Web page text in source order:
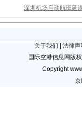
深圳机场启动航班延
关于我们
法律声
国际空港信息网版
Copyright